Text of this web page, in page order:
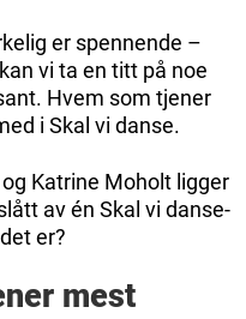
er spennende –
vi ta en titt på noe
Hvem som tjener
i Skal vi danse.
Katrine Moholt ligger
av én Skal vi danse-
er?
mest